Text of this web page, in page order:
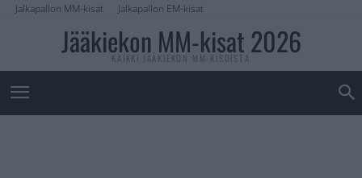
Jalkapallon MM-kisat Jalkapallon EM-kisat
Jääkiekon MM-kisat 2026
KAIKKI JÄÄKIEKON MM-KISOISTA